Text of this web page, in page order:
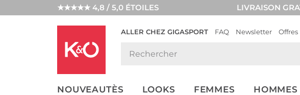
★★★★★ 4,8 / 5,0 ÉTOILES LIVRAISON
ALLER CHEZ GIGASPORT FAQ Newsletter Offres
NOUVEAUTÈS LOOKS FEMMES HOMMES
LOOKS
WEDDING